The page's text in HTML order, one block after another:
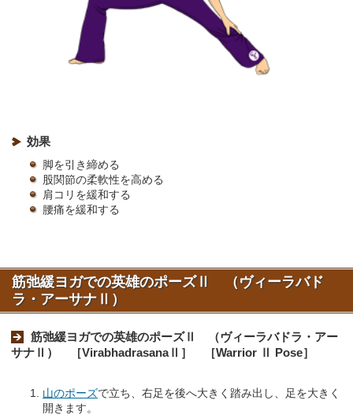
効果
脚を引き締める
股関節の柔軟性を高める
肩コリを緩和する
腰痛を緩和する
筋弛緩ヨガでの英雄のポーズⅡ （ヴィーラバド
ラ・アーサナⅡ）
筋弛緩ヨガでの英雄のポーズⅡ （ヴィーラバドラ・アー
サナⅡ） ［VirabhadrasanaⅡ］ ［Warrior Ⅱ Pose］
山のポーズで立ち、右足を後へ大きく踏み出し、足を大きく
開きます。